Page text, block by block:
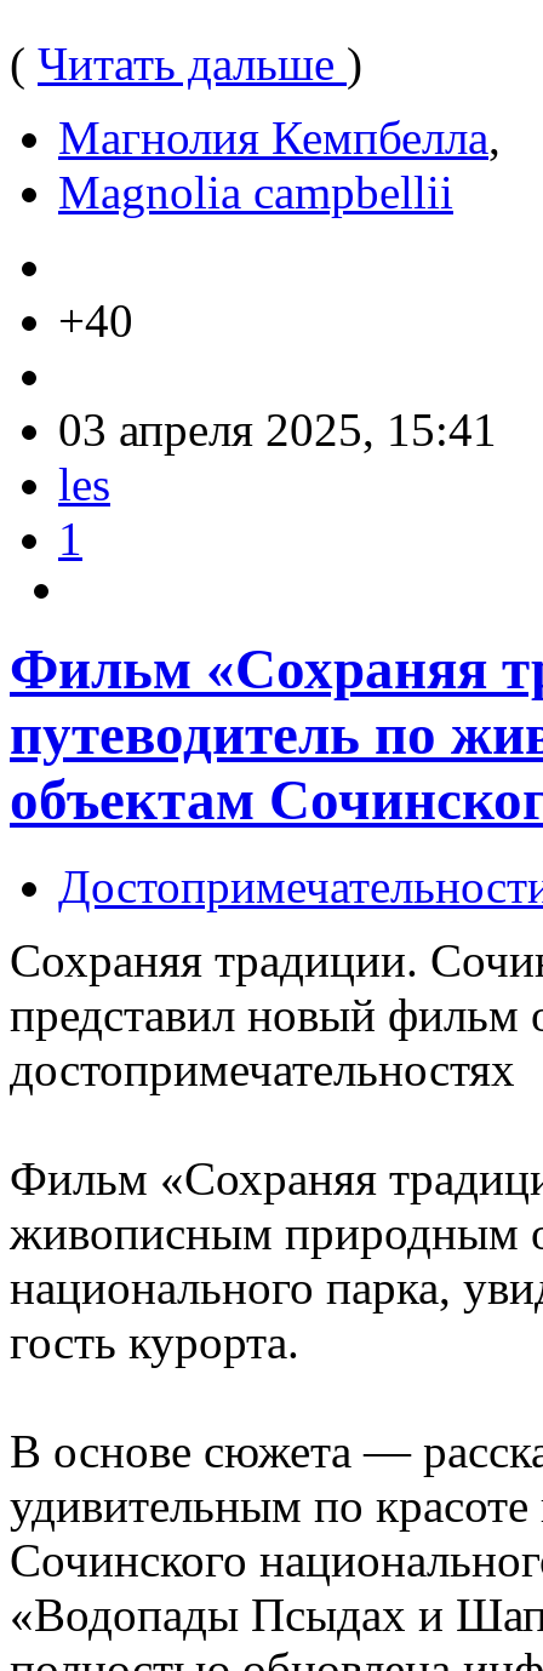
( Читать дальше )
Магнолия Кемпбелла,
Magnolia campbellii
+40
03 апреля 2025, 15:41
les
1
Фильм «Сохраняя
путеводитель по
объектам
Сохраняя традиции.
представил новый фильм
достопримечательностях
Фильм «Сохраняя
живописным природным
национального парка,
гость курорта.
В основе сюжета —
удивительным по
Сочинского
«Водопады Псыдах и